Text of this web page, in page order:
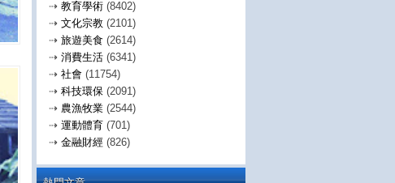
⇢ 教育學術 (8402)
⇢ 文化宗教 (2101)
⇢ 旅遊美食 (2614)
⇢ 消費生活 (6341)
⇢ 社會 (11754)
⇢ 科技環保 (2091)
⇢ 農漁牧業 (2544)
⇢ 運動體育 (701)
⇢ 金融財經 (826)